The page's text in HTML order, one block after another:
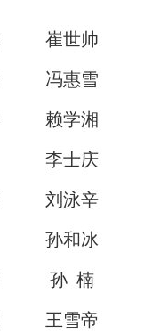
崔世帅
冯惠雪
赖学湘
李士庆
刘泳辛
孙和冰
孙 楠
王雪帝